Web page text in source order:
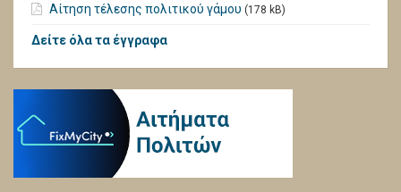
Αίτηση τέλεσης πολιτικού γάμου (178 kB)
Δείτε όλα τα έγγραφα